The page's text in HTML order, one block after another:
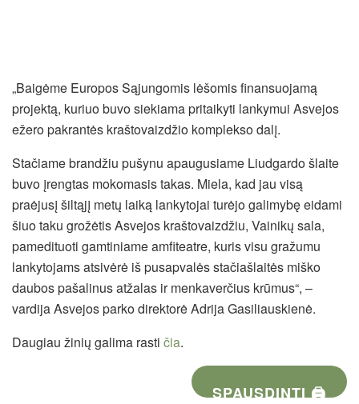
„Baigėme Europos Sąjungomis lėšomis finansuojamą
projektą, kuriuo buvo siekiama pritaikyti lankymui Asvejos
ežero pakrantės kraštovaizdžio komplekso dalį.
Stačiame brandžiu pušynu apaugusiame Liudgardo šlaite
buvo įrengtas mokomasis takas. Miela, kad jau visą
praėjusį šiltąjį metų laiką lankytojai turėjo galimybę eidami
šiuo taku grožėtis Asvejos kraštovaizdžiu, Vainikų sala,
pamedituoti gamtiniame amfiteatre, kuris visu gražumu
lankytojams atsivėrė iš pusapvalės stačiašlaitės miško
daubos pašalinus atžalas ir menkaverčius krūmus“, –
vardija Asvejos parko direktorė Adrija Gasiliauskienė.
Daugiau žinių galima rasti čia.
SPAUSDINTI 🖨